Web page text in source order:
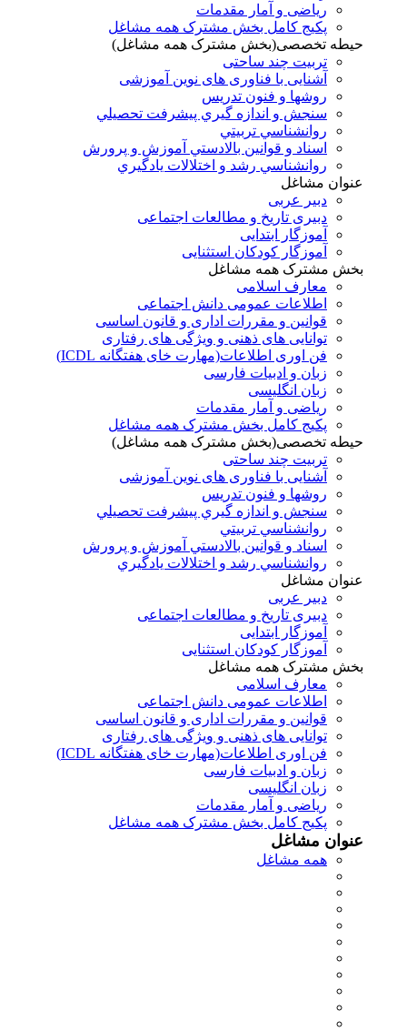
ریاضی و آمار مقدمات
پکیج کامل بخش مشترک همه مشاغل
حیطه تخصصی(بخش مشترک همه مشاغل)
تربیت چند ساحتی
آشنایی با فناوری های نوین آموزشی
روشها و فنون تدريس
سنجش و اندازه گيري پيشرفت تحصيلي
روانشناسي تربيتي
اسناد و قوانين بالادستي آموزش و پرورش
روانشناسي رشد و اختلالات يادگيري
عنوان مشاغل
دبير عربی
دبیری تاریخ و مطالعات اجتماعی
آموزگار ابتدایی
آموزگار کودکان استثنایی
بخش مشترک همه مشاغل
معارف اسلامی
اطلاعات عمومی دانش اجتماعی
قوانین و مقررات اداری و قانون اساسی
توانایی های ذهنی و ویژگی های رفتاری
فن اوری اطلاعات(مهارت خای هفتگانه ICDL)
زبان و ادبیات فارسی
زبان انگلیسی
ریاضی و آمار مقدمات
پکیج کامل بخش مشترک همه مشاغل
حیطه تخصصی(بخش مشترک همه مشاغل)
تربیت چند ساحتی
آشنایی با فناوری های نوین آموزشی
روشها و فنون تدريس
سنجش و اندازه گيري پيشرفت تحصيلي
روانشناسي تربيتي
اسناد و قوانين بالادستي آموزش و پرورش
روانشناسي رشد و اختلالات يادگيري
عنوان مشاغل
دبير عربی
دبیری تاریخ و مطالعات اجتماعی
آموزگار ابتدایی
آموزگار کودکان استثنایی
بخش مشترک همه مشاغل
معارف اسلامی
اطلاعات عمومی دانش اجتماعی
قوانین و مقررات اداری و قانون اساسی
توانایی های ذهنی و ویژگی های رفتاری
فن اوری اطلاعات(مهارت خای هفتگانه ICDL)
زبان و ادبیات فارسی
زبان انگلیسی
ریاضی و آمار مقدمات
پکیج کامل بخش مشترک همه مشاغل
عنوان مشاغل
همه مشاغل